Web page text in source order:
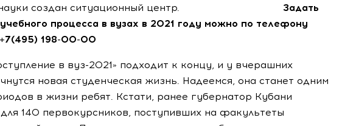
создан ситуационный центр. Задать
процесса в вузах в 2021 году можно по телефону
+7(495) 198-00-00
в вуз-2021» подходит к концу, и у вчерашних
новая студенческая жизнь. Надеемся, она станет одним
в жизни ребят. Кстати, ранее губернатор Кубани
140 первокурсников, поступивших на факультеты